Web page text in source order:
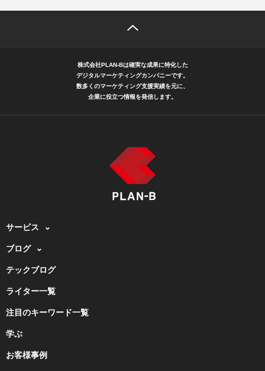
株式会社PLAN-Bは確実な成果に特化した
デジタルマーケティングカンパニーです。
数多くのマーケティング支援実績を元に、
企業に役立つ情報を発信します。
サービス
ブログ
テックブログ
ライター一覧
注目のキーワード一覧
学ぶ
お客様事例